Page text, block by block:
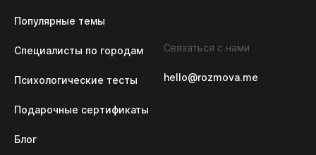
Популярные темы
Специалисты по городам
Психологические тесты
Подарочные сертификаты
Блог
Связаться с нами
hello@rozmova.me